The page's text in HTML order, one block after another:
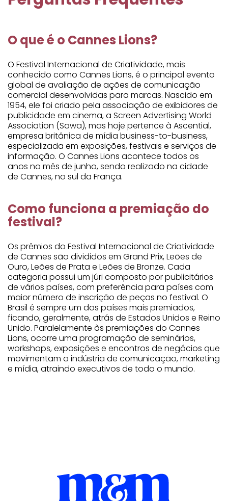
O que é o Cannes Lions?
O Festival Internacional de Criatividade, mais
conhecido como Cannes Lions, é o principal evento
global de avaliação de ações de comunicação
comercial desenvolvidas para marcas. Nascido em
1954, ele foi criado pela associação de exibidores de
publicidade em cinema, a Screen Advertising World
Association (Sawa), mas hoje pertence à Ascential,
empresa britânica de mídia business-to-business,
especializada em exposições, festivais e serviços de
informação. O Cannes Lions acontece todos os
anos no mês de junho, sendo realizado na cidade
de Cannes, no sul da França.
Como funciona a premiação do
festival?
Os prêmios do Festival Internacional de Criatividade
de Cannes são divididos em Grand Prix, Leões de
Ouro, Leões de Prata e Leões de Bronze. Cada
categoria possui um júri composto por publicitários
de vários países, com preferência para países com
maior número de inscrição de peças no festival. O
Brasil é sempre um dos países mais premiados,
ficando, geralmente, atrás de Estados Unidos e Reino
Unido. Paralelamente às premiações do Cannes
Lions, ocorre uma programação de seminários,
workshops, exposições e encontros de negócios que
movimentam a indústria de comunicação, marketing
e mídia, atraindo executivos de todo o mundo.